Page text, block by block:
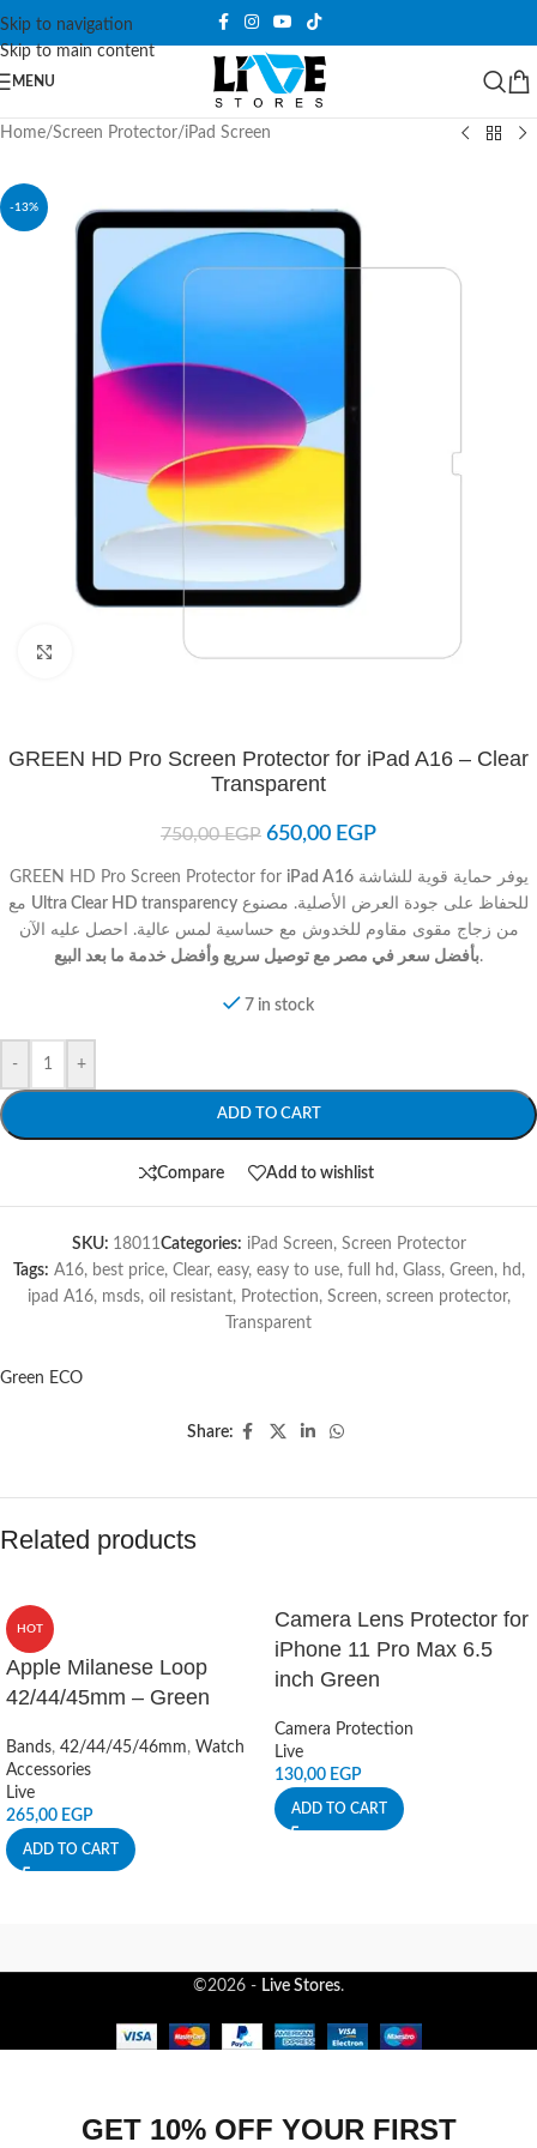
Skip to navigation
Skip to main content
MENU
Home/Screen Protector/iPad Screen
-13%
GREEN HD Pro Screen Protector for iPad A16 – Clear
Transparent
750,00EGP 650,00 EGP
GREEN HD Pro Screen Protector for iPad A16يوفر حماية قوية للشاشة
Ultra Clear HD transparency
من زجاج مقوى مقاوم للخدوش مع حساسية لمس عالية. احصل عليه الآن
بأفضل سعر في مصر مع توصيل سريع وأفضل خدمة ما بعد البيع.
7 in stock
- +
ADD TO CART
Compare Add to wishlist
SKU: 18011Categories: iPad Screen, Screen Protector
Tags: A16, best price, Clear, easy, easy to use, full hd , Glass, Green, hd ,
ipad A16, msds, oil resistant, Protection, Screen, screen protector,
Transparent
Green ECO
Share:
Related products
HOT
Apple Milanese Loop
42/44/45mm – Green
Bands, 42/44/45/46mm, Watch
Accessories
Live
265,00 EGP
ADD TO CART
Camera Lens Protector for
iPhone 11 Pro Max 6.5
inch Green
Camera Protection
Live
130,00 EGP
ADD TO CART
©2026 - Live Stores.
GET 10% OFF YOUR FIRST